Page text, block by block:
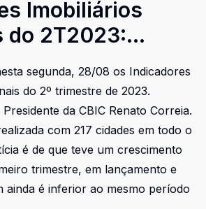
Imobiliários
do 2T2023:
segunda, 28/08 os Indicadores
do 2º trimestre de 2023.
da CBIC Renato Correia.
com 217 cidades em todo o
é de que teve um crescimento
trimestre, em lançamento e
ainda é inferior ao mesmo período